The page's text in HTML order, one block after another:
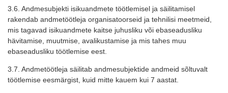
3.6. Andmesubjekti isikuandmete töötlemisel ja säilitamisel
rakendab andmetöötleja organisatoorseid ja tehnilisi meetmeid,
mis tagavad isikuandmete kaitse juhusliku või ebaseadusliku
hävitamise, muutmise, avalikustamise ja mis tahes muu
ebaseadusliku töötlemise eest.
3.7. Andmetöötleja säilitab andmesubjektide andmeid sõltuvalt
töötlemise eesmärgist, kuid mitte kauem kui 7 aastat.